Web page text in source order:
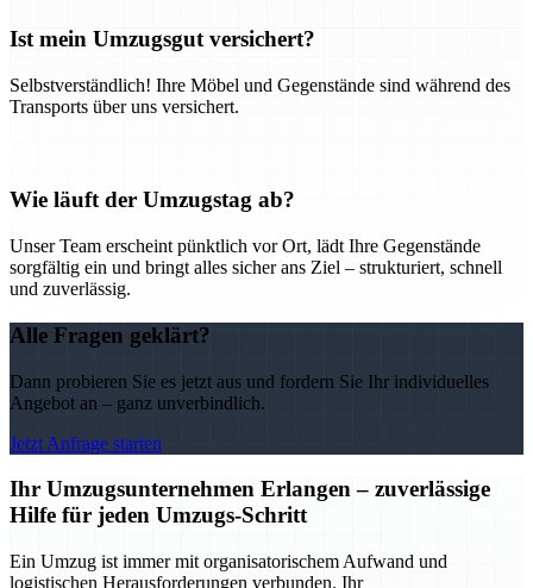
Ist mein Umzugsgut versichert?
Selbstverständlich! Ihre Möbel und Gegenstände sind während des
Transports über uns versichert.
Wie läuft der Umzugstag ab?
Unser Team erscheint pünktlich vor Ort, lädt Ihre Gegenstände
sorgfältig ein und bringt alles sicher ans Ziel – strukturiert, schnell
und zuverlässig.
Alle Fragen geklärt?
Dann probieren Sie es jetzt aus und fordern Sie Ihr individuelles
Angebot an – ganz unverbindlich.
Jetzt Anfrage starten
Ihr Umzugsunternehmen Erlangen – zuverlässige
Hilfe für jeden Umzugs-Schritt
Ein Umzug ist immer mit organisatorischem Aufwand und
logistischen Herausforderungen verbunden. Ihr